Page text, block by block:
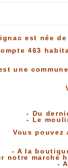
est née
463
une
- Du
- Le
Vous
- A la
notre marché
-